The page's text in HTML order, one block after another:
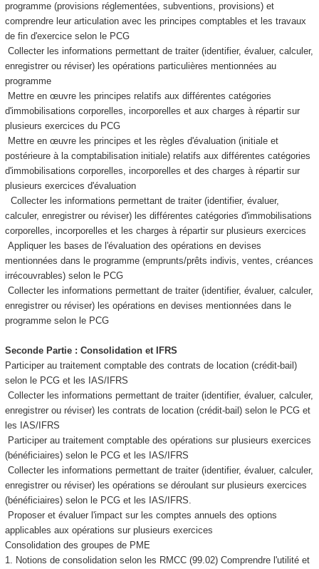
programme (provisions réglementées, subventions, provisions) et
comprendre leur articulation avec les principes comptables et les travaux
de fin d'exercice selon le PCG
Collecter les informations permettant de traiter (identifier, évaluer, calculer,
enregistrer ou réviser) les opérations particulières mentionnées au
programme
Mettre en œuvre les principes relatifs aux différentes catégories
d'immobilisations corporelles, incorporelles et aux charges à répartir sur
plusieurs exercices du PCG
Mettre en œuvre les principes et les règles d'évaluation (initiale et
postérieure à la comptabilisation initiale) relatifs aux différentes catégories
d'immobilisations corporelles, incorporelles et des charges à répartir sur
plusieurs exercices d'évaluation
Collecter les informations permettant de traiter (identifier, évaluer,
calculer, enregistrer ou réviser) les différentes catégories d'immobilisations
corporelles, incorporelles et les charges à répartir sur plusieurs exercices
Appliquer les bases de l'évaluation des opérations en devises
mentionnées dans le programme (emprunts/prêts indivis, ventes, créances
irrécouvrables) selon le PCG
Collecter les informations permettant de traiter (identifier, évaluer, calculer,
enregistrer ou réviser) les opérations en devises mentionnées dans le
programme selon le PCG
Seconde Partie : Consolidation et IFRS
Participer au traitement comptable des contrats de location (crédit-bail)
selon le PCG et les IAS/IFRS
Collecter les informations permettant de traiter (identifier, évaluer, calculer,
enregistrer ou réviser) les contrats de location (crédit-bail) selon le PCG et
les IAS/IFRS
Participer au traitement comptable des opérations sur plusieurs exercices
(bénéficiaires) selon le PCG et les IAS/IFRS
Collecter les informations permettant de traiter (identifier, évaluer, calculer,
enregistrer ou réviser) les opérations se déroulant sur plusieurs exercices
(bénéficiaires) selon le PCG et les IAS/IFRS.
Proposer et évaluer l'impact sur les comptes annuels des options
applicables aux opérations sur plusieurs exercices
Consolidation des groupes de PME
1. Notions de consolidation selon les RMCC (99.02) Comprendre l'utilité et